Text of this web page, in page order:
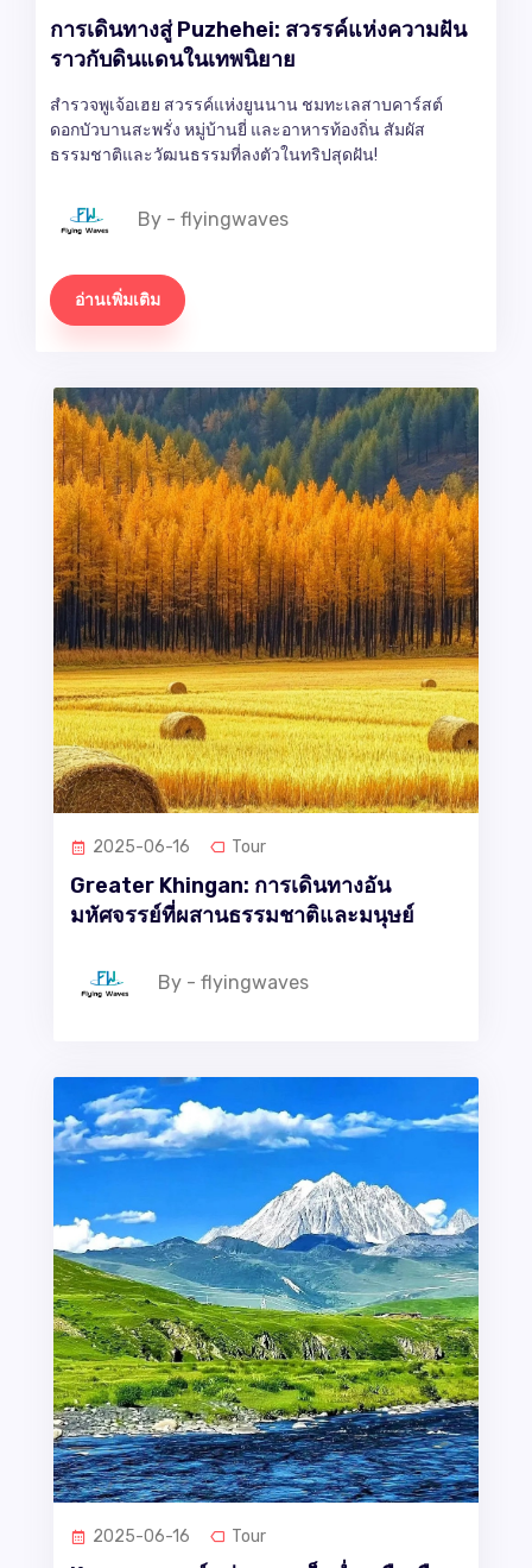
การเดินทางสู่ Puzhehei: สวรรค์แห่งความฝัน
ราวกับดินแดนในเทพนิยาย
สำรวจพูเจ้อเฮย สวรรค์แห่งยูนนาน ชมทะเลสาบคาร์สต์
ดอกบัวบานสะพรั่ง หมู่บ้านยี่ และอาหารท้องถิ่น สัมผัส
ธรรมชาติและวัฒนธรรมที่ลงตัวในทริปสุดฝัน!
By - flyingwaves
อ่านเพิ่มเติม
2025-06-16 Tour
Greater Khingan: การเดินทางอัน
มหัศจรรย์ที่ผสานธรรมชาติและมนุษย์
By - flyingwaves
2025-06-16 Tour